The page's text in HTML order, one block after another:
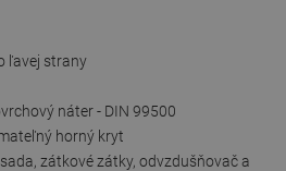
ľavej strany
náter - DIN 99500
horný kryt
zátkové zátky, odvzdušňovač a